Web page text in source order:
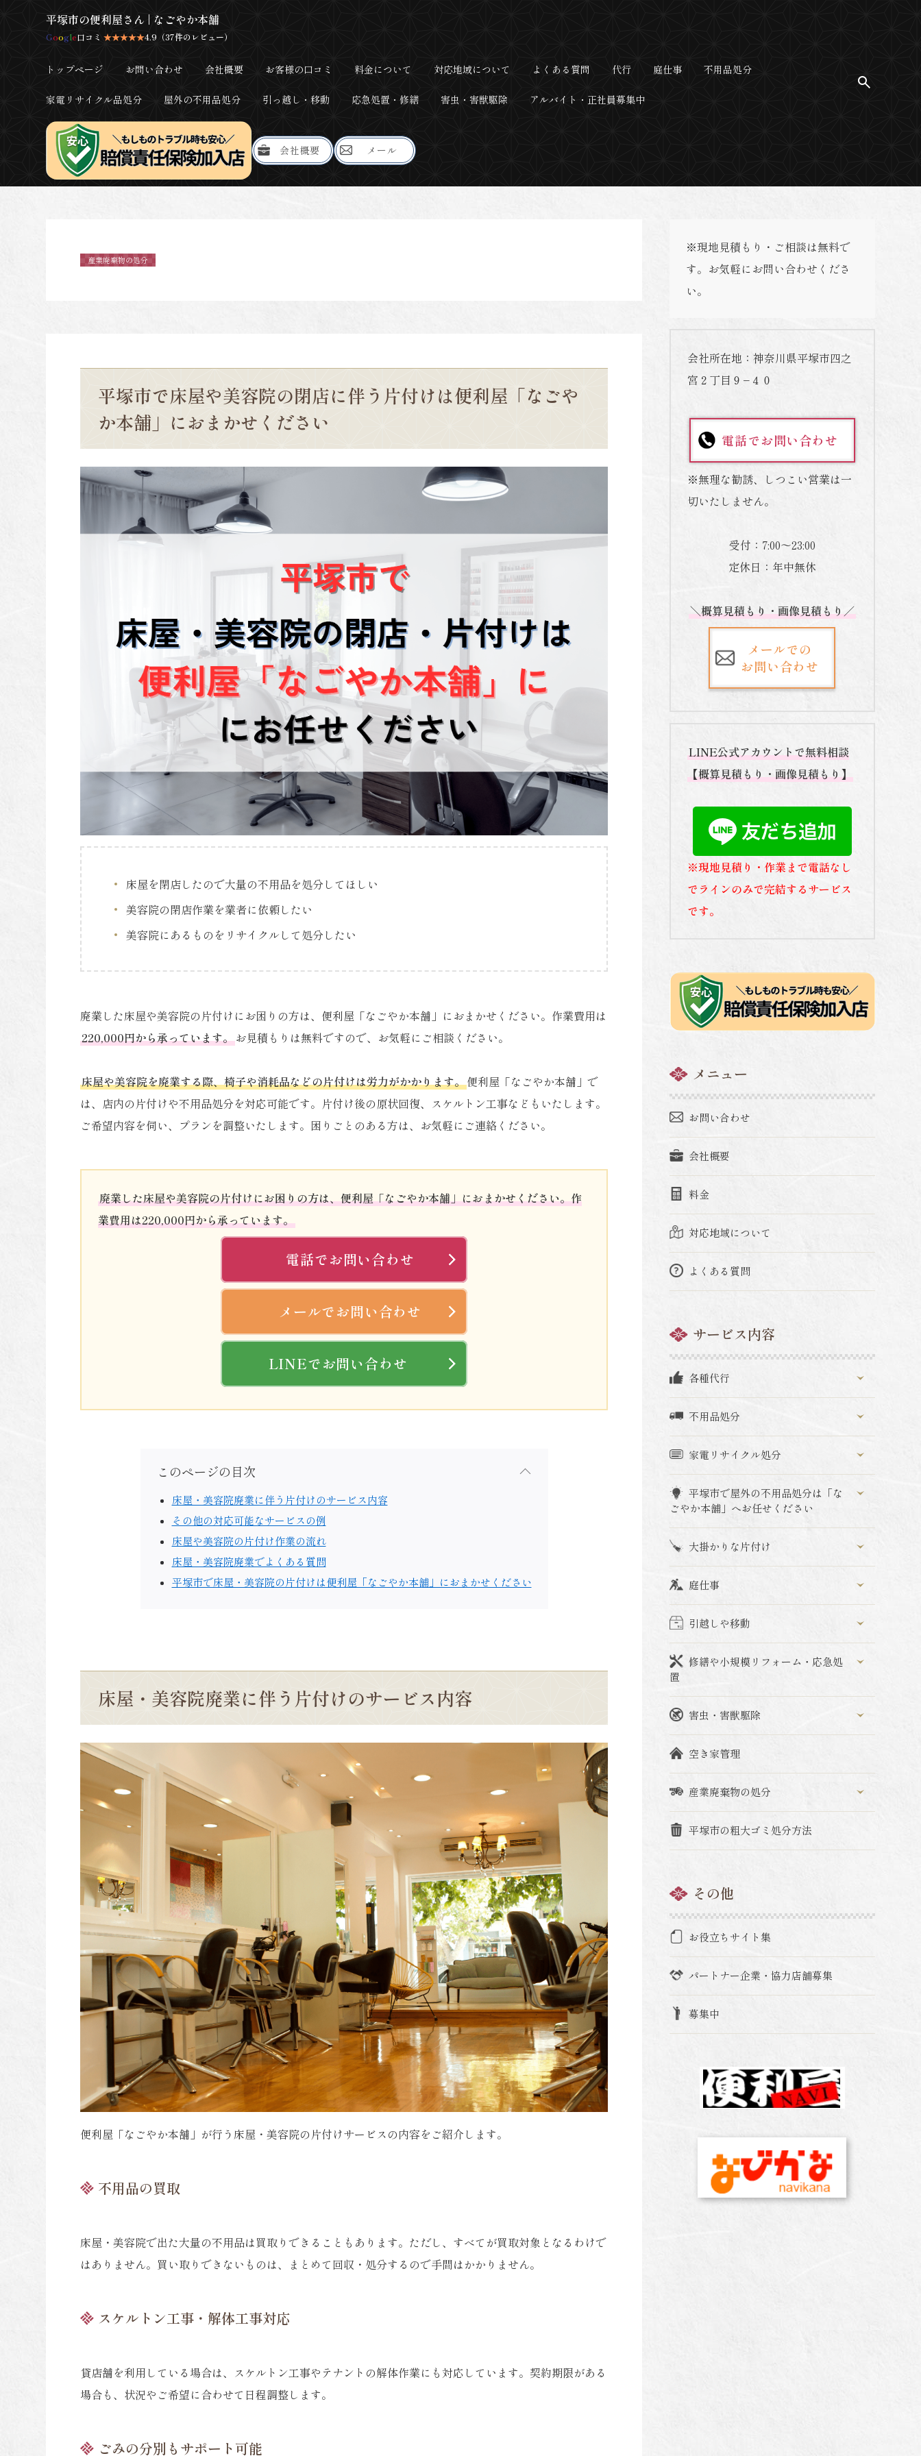
平塚市の便利屋さん | なごやか本舗
Google口コミ★★★★★4.9（37件のレビュー）
トップページ お問い合わせ 会社概要 お客様の口コミ 料金について 対応地域について よくある質問 代行 庭仕事 不用品処分
家電リサイクル品処分 屋外の不用品処分 引っ越し・移動 応急処置・修繕 害虫・害獣駆除 アルバイト・正社員募集中
会社概要 メール
産業廃棄物の処分
平塚市で床屋や美容院の閉店に伴う片付けは便利屋「なごや
か本舗」におまかせください
床屋を閉店したので大量の不用品を処分してほしい
美容院の閉店作業を業者に依頼したい
美容院にあるものをリサイクルして処分したい
廃業した床屋や美容院の片付けにお困りの方は、便利屋「なごやか本舗」におまかせください。作業費用は
220,000円から承っています。お見積もりは無料ですので、お気軽にご相談ください。
床屋や美容院を廃業する際、椅子や消耗品などの片付けは労力がかかります。便利屋「なごやか本舗」で
は、店内の片付けや不用品処分を対応可能です。片付け後の原状回復、スケルトン工事などもいたします。
ご希望内容を伺い、プランを調整いたします。困りごとのある方は、お気軽にご連絡ください。
廃業した床屋や美容院の片付けにお困りの方は、便利屋「なごやか本舗」におまかせください。作
業費用は220,000円から承っています。
電話でお問い合わせ
メールでお問い合わせ
LINEでお問い合わせ
このページの目次
床屋・美容院廃業に伴う片付けのサービス内容
その他の対応可能なサービスの例
床屋や美容院の片付け作業の流れ
床屋・美容院廃業でよくある質問
平塚市で床屋・美容院の片付けは便利屋「なごやか本舗」におまかせください
床屋・美容院廃業に伴う片付けのサービス内容
便利屋「なごやか本舗」が行う床屋・美容院の片付けサービスの内容をご紹介します。
不用品の買取
床屋・美容院で出た大量の不用品は買取りできることもあります。ただし、すべてが買取対象となるわけで
はありません。買い取りできないものは、まとめて回収・処分するので手間はかかりません。
スケルトン工事・解体工事対応
貸店舗を利用している場合は、スケルトン工事やテナントの解体作業にも対応しています。契約期限がある
場合も、状況やご希望に合わせて日程調整します。
ごみの分別もサポート可能
※現地見積もり・ご相談は無料で
す。お気軽にお問い合わせくださ
い。
会社所在地：神奈川県平塚市四之
宮２丁目９−４０
電話でお問い合わせ
※無理な勧誘、しつこい営業は一
切いたしません。
受付：7:00～23:00
定休日：年中無休
＼概算見積もり・画像見積もり／
メールでの
お問い合わせ
LINE公式アカウントで無料相談
【概算見積もり・画像見積もり】
※現地見積り・作業まで電話なし
でラインのみで完結するサービス
です。
メニュー
お問い合わせ
会社概要
料金
対応地域について
よくある質問
サービス内容
各種代行
不用品処分
家電リサイクル処分
平塚市で屋外の不用品処分は「な
ごやか本舗」へお任せください
大掛かりな片付け
庭仕事
引越しや移動
修繕や小規模リフォーム・応急処
置
害虫・害獣駆除
空き家管理
産業廃棄物の処分
平塚市の粗大ゴミ処分方法
その他
お役立ちサイト集
パートナー企業・協力店舗募集
募集中